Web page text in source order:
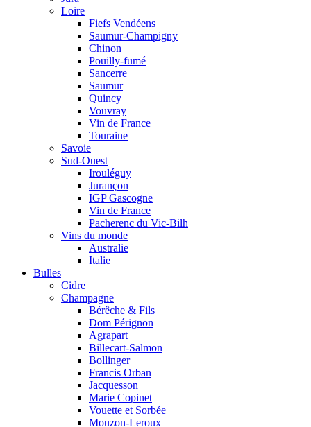
Loire
Fiefs Vendéens
Saumur-Champigny
Chinon
Pouilly-fumé
Sancerre
Saumur
Quincy
Vouvray
Vin de France
Touraine
Savoie
Sud-Ouest
Irouléguy
Jurançon
IGP Gascogne
Vin de France
Pacherenc du Vic-Bilh
Vins du monde
Australie
Italie
Bulles
Cidre
Champagne
Bérêche & Fils
Dom Pérignon
Agrapart
Billecart-Salmon
Bollinger
Francis Orban
Jacquesson
Marie Copinet
Vouette et Sorbée
Mouzon-Leroux